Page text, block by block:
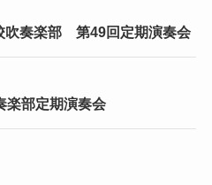
吹奏楽部 第49回定期演奏会
部定期演奏会